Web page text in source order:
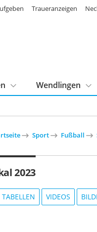
Wendlingen
Traueranzeigen
Sport Fußball
2023
TABELLEN VIDEOS